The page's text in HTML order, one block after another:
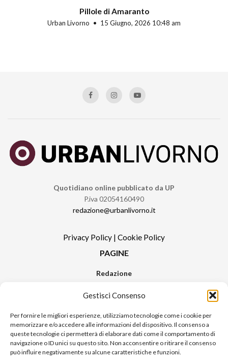
Gestisci Consenso
Per fornire le migliori esperienze, utilizziamo tecnologie come i cookie per
memorizzare e/o accedere alle informazioni del dispositivo. Il consenso a
queste tecnologie ci permetterà di elaborare dati come il comportamento di
navigazione o ID unici su questo sito. Non acconsentire o ritirare il consenso
può influire negativamente su alcune caratteristiche e funzioni.
Pillole di Amaranto
Urban Livorno 15 Giugno, 2026 10:48 am
Quotidiano online pubblicato da UP
P.iva 02054160490
redazione@urbanlivorno.it
Privacy Policy | Cookie Policy
PAGINE
Redazione
Pubblicità
Sitemap
RUBRICHE
Notizie in Primo Piano